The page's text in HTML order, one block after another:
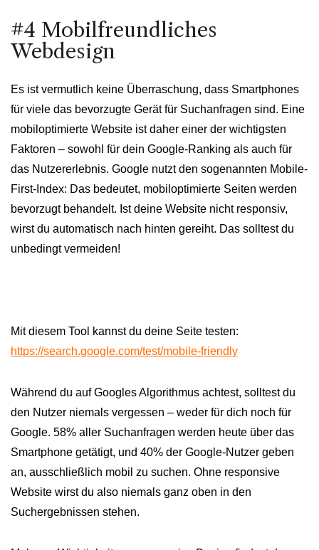
#4 Mobilfreundliches
Webdesign
Es ist vermutlich keine Überraschung, dass Smartphones
für viele das bevorzugte Gerät für Suchanfragen sind. Eine
mobiloptimierte Website ist daher einer der wichtigsten
Faktoren – sowohl für dein Google-Ranking als auch für
das Nutzererlebnis. Google nutzt den sogenannten Mobile-
First-Index: Das bedeutet, mobiloptimierte Seiten werden
bevorzugt behandelt. Ist deine Website nicht responsiv,
wirst du automatisch nach hinten gereiht. Das solltest du
unbedingt vermeiden!
Mit diesem Tool kannst du deine Seite testen:
https://search.google.com/test/mobile-friendly
Während du auf Googles Algorithmus achtest, solltest du
den Nutzer niemals vergessen – weder für dich noch für
Google. 58% aller Suchanfragen werden heute über das
Smartphone getätigt, und 40% der Google-Nutzer geben
an, ausschließlich mobil zu suchen. Ohne responsive
Website wirst du also niemals ganz oben in den
Suchergebnissen stehen.